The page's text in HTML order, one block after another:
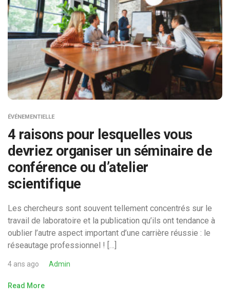
ÉVÉNEMENTIELLE
4 raisons pour lesquelles vous
devriez organiser un séminaire de
conférence ou d’atelier
scientifique
Les chercheurs sont souvent tellement concentrés sur le
travail de laboratoire et la publication qu’ils ont tendance à
oublier l’autre aspect important d’une carrière réussie : le
réseautage professionnel ! […]
4 ans ago Admin
Read More